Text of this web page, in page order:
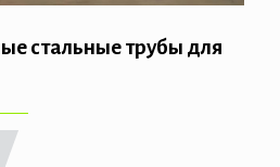
стальные трубы для